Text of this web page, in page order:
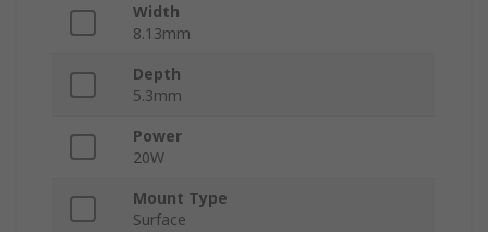
Width
8.13mm
Depth
5.3mm
Power
20W
Mount Type
Surface